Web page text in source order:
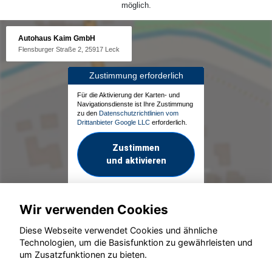
möglich.
Autohaus Kaim GmbH
Flensburger Straße 2, 25917 Leck
Zustimmung erforderlich
Für die Aktivierung der Karten- und
Navigationsdienste ist Ihre Zustimmung
zu den Datenschutzrichtlinien vom
Drittanbieter Google LLC erforderlich.
Zustimmen
und aktivieren
© konjunkturmotor.de GmbH 2020 - 2026
Wir verwenden Cookies
Diese Webseite verwendet Cookies und ähnliche
Technologien, um die Basisfunktion zu gewährleisten und
um Zusatzfunktionen zu bieten.